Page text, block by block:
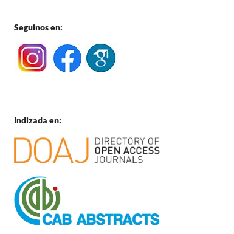
Seguinos en:
Indizada en: